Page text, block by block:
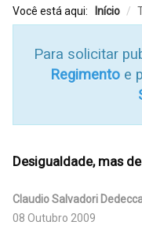
Você está aqui: Início /
Para solicitar
Regimento e
Desigualdade, mas
Claudio Salvadori
08 Outubro 2009